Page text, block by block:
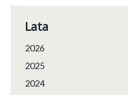
Lata
2026
2025
2024